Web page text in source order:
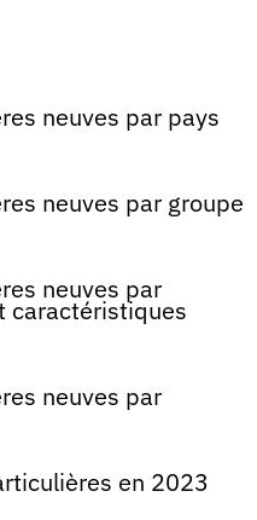
neuves par pays
neuves par groupe
neuves par
caractéristiques
neuves par
en 2023